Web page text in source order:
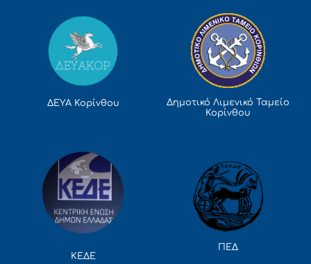
ΔΕΥΑ Κορίνθου
Δημοτικό Λιμενικό Ταμείο
Κορίνθου
ΚΕΔΕ
ΠΕΔ